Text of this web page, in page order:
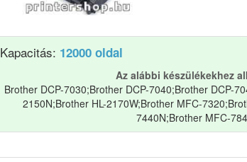
Kapacitás: 12000 oldal
Az alábbi készülékekhez
Brother DCP-7030;Brother DCP-7040;Brother DCP-
2150N;Brother HL-2170W;Brother MFC-
7440N;Brother MFC-